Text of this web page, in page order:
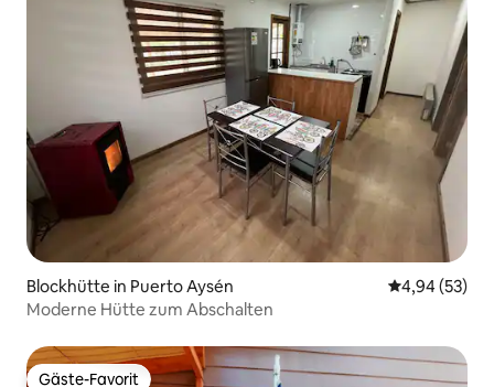
Blockhütte in Puerto Aysén
4,94 (53)
Moderne Hütte zum Abschalten
Gäste-Favorit